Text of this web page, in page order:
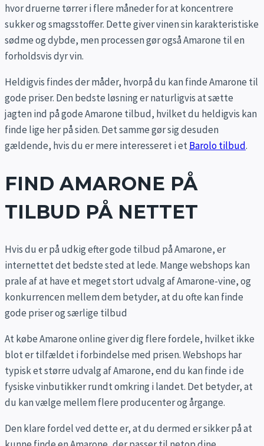
hvor druerne tørrer i flere måneder for at koncentrere
sukker og smagsstoffer. Dette giver vinen sin karakteristiske
sødme og dybde, men processen gør også Amarone til en
forholdsvis dyr vin.
Heldigvis findes der måder, hvorpå du kan finde Amarone til
gode priser. Den bedste løsning er naturligvis at sætte
jagten ind på gode Amarone tilbud, hvilket du heldigvis kan
finde lige her på siden. Det samme gør sig desuden
gældende, hvis du er mere interesseret i etBarolo tilbud.
FIND AMARONE PÅ
TILBUD PÅ NETTET
Hvis du er på udkig efter gode tilbud på Amarone, er
internettet det bedste sted at lede. Mange webshops kan
prale af at have et meget stort udvalg af Amarone-vine, og
konkurrencen mellem dem betyder, at du ofte kan finde
gode priser og særlige tilbud
At købe Amarone online giver dig flere fordele, hvilket ikke
blot er tilfældet i forbindelse med prisen. Webshops har
typisk et større udvalg af Amarone, end du kan finde i de
fysiske vinbutikker rundt omkring i landet. Det betyder, at
du kan vælge mellem flere producenter og årgange.
Den klare fordel ved dette er, at du dermed er sikker på at